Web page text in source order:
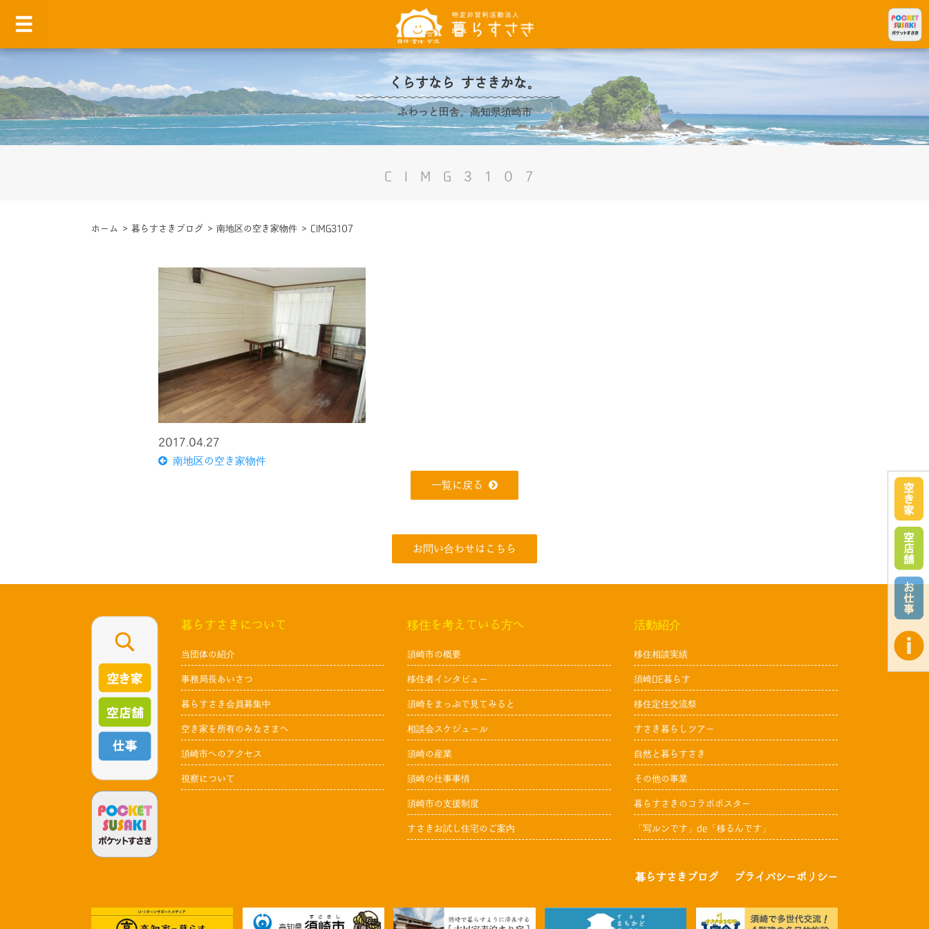
くらすなら すさきかな。
ふわっと田舎。高知県須崎市
CIMG3107
ホーム > 暮らすさきブログ > 南地区の空き家物件 > CIMG3107
2017.04.27
南地区の空き家物件
一覧に戻る
お問い合わせはこちら
暮らすさきについて
当団体の紹介
事務局長あいさつ
暮らすさき会員募集中
空き家を所有のみなさまへ
須崎市へのアクセス
視察について
移住を考えている方へ
須崎市の概要
移住者インタビュー
須崎をまっぷで見てみると
相談会スケジュール
須崎の産業
須崎の仕事事情
須崎市の支援制度
すさきお試し住宅のご案内
活動紹介
移住相談実績
須崎DE暮らす
移住定住交流祭
すさき暮らしツアー
自然と暮らすさき
その他の事業
暮らすさきのコラボポスター
「写ルンです」de「移るんです」
暮らすさきブログ プライバシーポリシー